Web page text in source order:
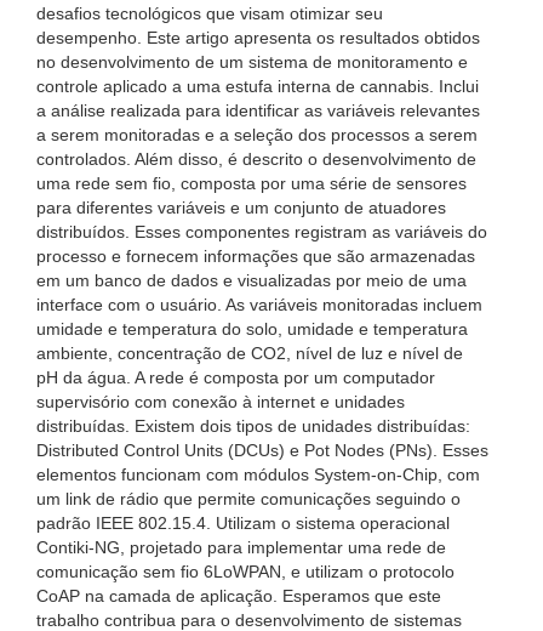
desafios tecnológicos que visam otimizar seu
desempenho. Este artigo apresenta os resultados obtidos
no desenvolvimento de um sistema de monitoramento e
controle aplicado a uma estufa interna de cannabis. Inclui
a análise realizada para identificar as variáveis ​​relevantes
a serem monitoradas e a seleção dos processos a serem
controlados. Além disso, é descrito o desenvolvimento de
uma rede sem fio, composta por uma série de sensores
para diferentes variáveis ​​e um conjunto de atuadores
distribuídos. Esses componentes registram as variáveis ​​do
processo e fornecem informações que são armazenadas
em um banco de dados e visualizadas por meio de uma
interface com o usuário. As variáveis ​​monitoradas incluem
umidade e temperatura do solo, umidade e temperatura
ambiente, concentração de CO2, nível de luz e nível de
pH da água. A rede é composta por um computador
supervisório com conexão à internet e unidades
distribuídas. Existem dois tipos de unidades distribuídas:
Distributed Control Units (DCUs) e Pot Nodes (PNs). Esses
elementos funcionam com módulos System-on-Chip, com
um link de rádio que permite comunicações seguindo o
padrão IEEE 802.15.4. Utilizam o sistema operacional
Contiki-NG, projetado para implementar uma rede de
comunicação sem fio 6LoWPAN, e utilizam o protocolo
CoAP na camada de aplicação. Esperamos que este
trabalho contribua para o desenvolvimento de sistemas